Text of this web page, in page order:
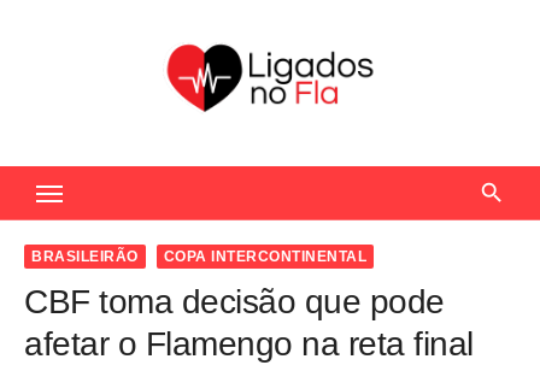
c
BRASILEIRÃO COPA INTERCONTINENTAL
CBF toma decisão que pode
afetar o Flamengo na reta final